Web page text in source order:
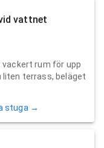
vattnet
vackert rum för upp
liten terrass, beläget
stuga →